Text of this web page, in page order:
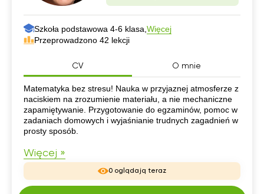
Szkoła podstawowa 4-6 klasa, Więcej
Przeprowadzono 42 lekcji
CV O mnie
CV
Matematyka bez stresu! Nauka w przyjaznej atmosferze z
naciskiem na zrozumienie materiału, a nie mechaniczne
zapamiętywanie. Przygotowanie do egzaminów, pomoc w
zadaniach domowych i wyjaśnianie trudnych zagadnień w
prosty sposób.
Więcej »
0 oglądają teraz